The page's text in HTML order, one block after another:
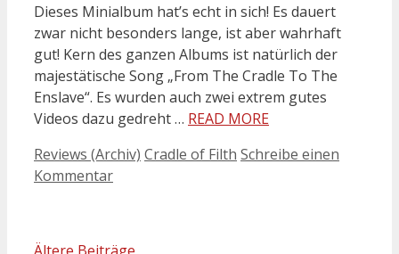
Dieses Minialbum hat’s echt in sich! Es dauert
zwar nicht besonders lange, ist aber wahrhaft
gut! Kern des ganzen Albums ist natürlich der
majestätische Song „From The Cradle To The
Enslave“. Es wurden auch zwei extrem gutes
Videos dazu gedreht … READ MORE
Kategorien
Reviews (Archiv) Schlagwörter
Cradle of Filth Schreibe einen
Kommentar